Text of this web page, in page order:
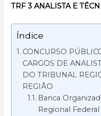
TRF 3 ANALISTA E
Índice
CONCURSO
CARGOS DE
DO TRIBUNAL
REGIÃO
Banca
Regional Federal